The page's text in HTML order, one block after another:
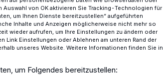
Auswahl von OK aktivieren Sie Tracking-Technologien für
um Ihnen Dienste bereitzustellen“ aufgeführten
Inhalte und Anzeigen möglicherweise nicht mehr so
wieder aufrufen, um Ihre Einstellungen zu ändern oder
Link Einstellungen oder Ablehnen am unteren Rand der
unseres Website. Weitere Informationen finden Sie in
um Folgendes bereitzustellen: